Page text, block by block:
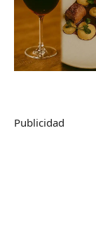
Publicidad